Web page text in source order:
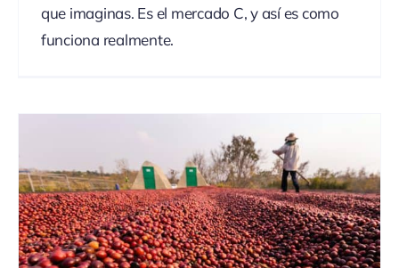
que imaginas. Es el mercado C, y así es como
funciona realmente.